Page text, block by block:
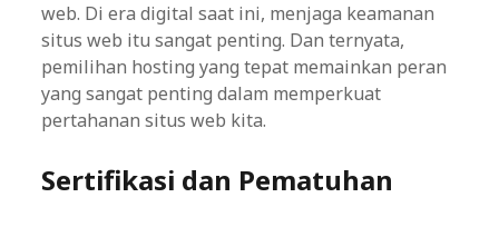
web. Di era digital saat ini, menjaga keamanan
situs web itu sangat penting. Dan ternyata,
pemilihan hosting yang tepat memainkan peran
yang sangat penting dalam memperkuat
pertahanan situs web kita.
Sertifikasi dan Pematuhan